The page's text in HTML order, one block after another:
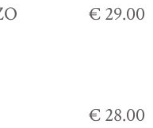
€ 29.00
€ 28.00